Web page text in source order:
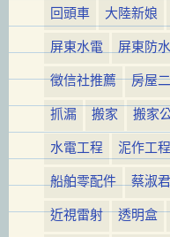
回頭車
大陸新娘
屏東水電
屏東防水
徵信社推薦
房屋
抓漏
搬家 搬家
水電工程
泥作工程
船舶零配件
蔡淑君
近視雷射
透明盒